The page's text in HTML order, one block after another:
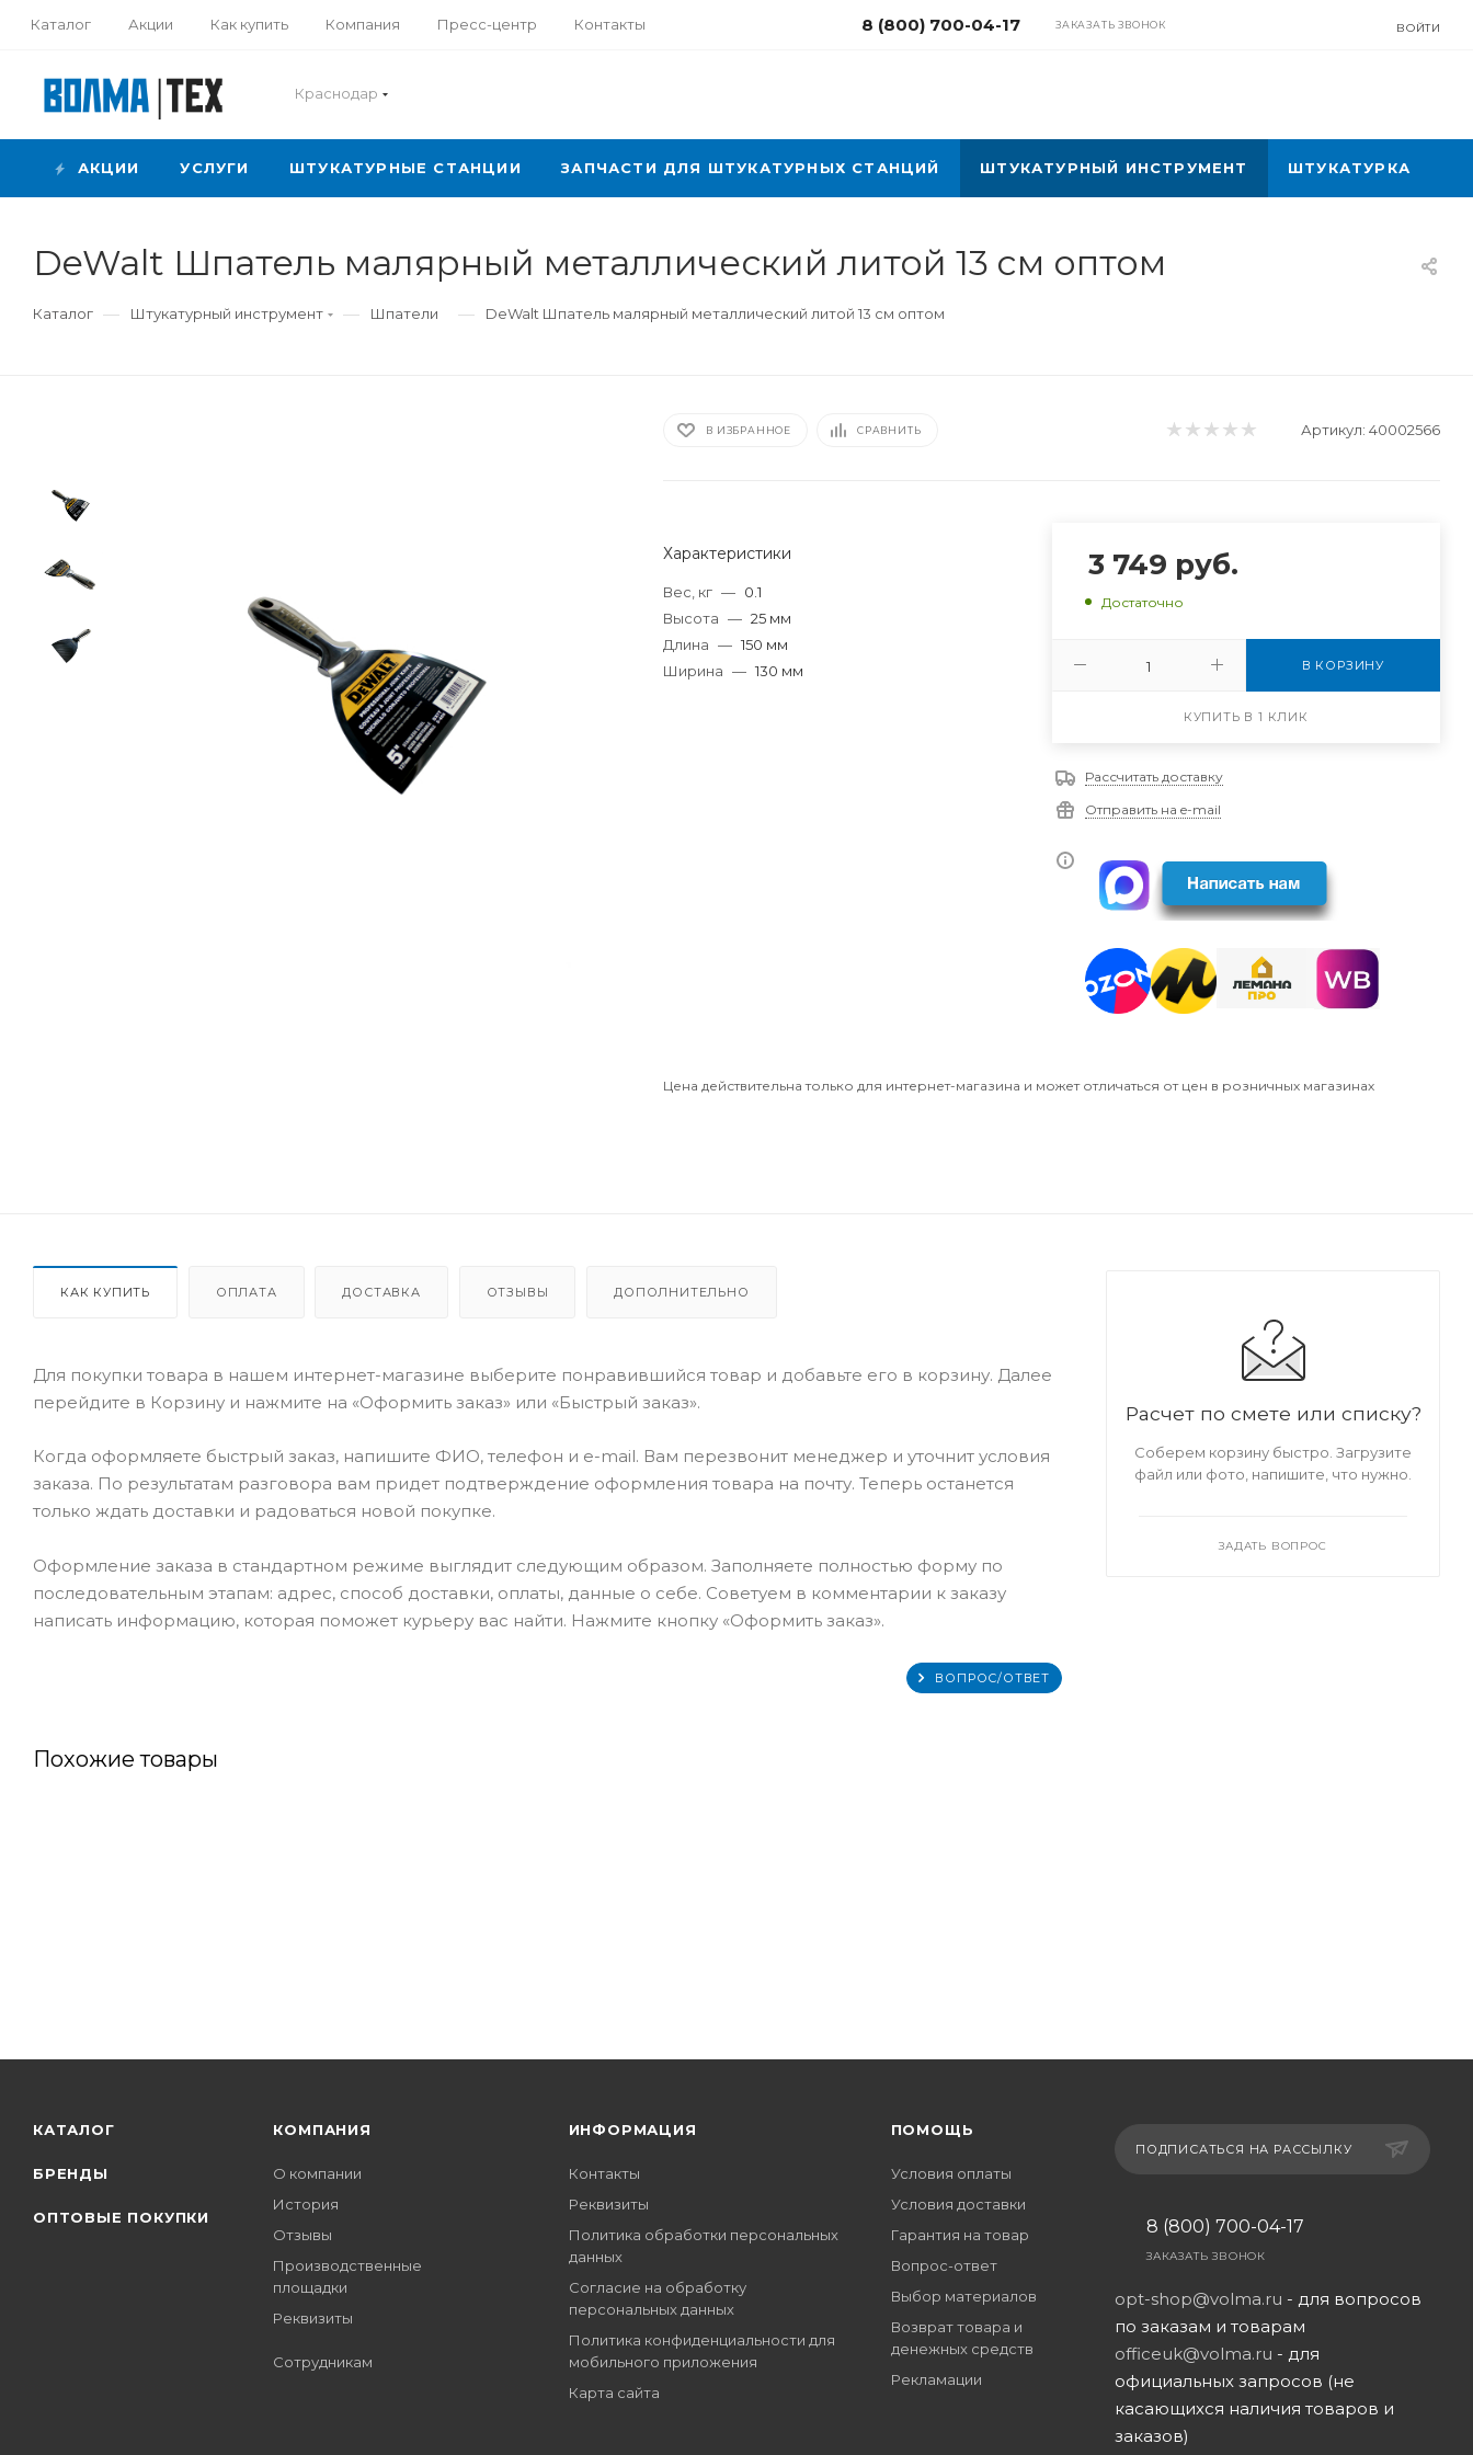
Каталог Акции Как купить Компания Пресс-центр Контакты 8 (800) 700-04-17 ЗАКАЗАТЬ ЗВОНОК ВОЙТИ
Краснодар
АКЦИИ УСЛУГИ ШТУКАТУРНЫЕ СТАНЦИИ ЗАПЧАСТИ ДЛЯ ШТУКАТУРНЫХ СТАНЦИЙ ШТУКАТУРНЫЙ ИНСТРУМЕНТ ШТУКАТУРКА
DeWalt Шпатель малярный металлический литой 13 cм оптом
Каталог — Штукатурный инструмент — Шпатели — DeWalt Шпатель малярный металлический литой 13 cм оптом
В ИЗБРАННОЕ СРАВНИТЬ Артикул: 40002566
Характеристики
Вес, кг — 0.1
Высота — 25 мм
Длина — 150 мм
Ширина — 130 мм
3 749 руб.
Достаточно
В КОРЗИНУ
КУПИТЬ В 1 КЛИК
Рассчитать доставку
Отправить на e-mail
Цена действительна только для интернет-магазина и может отличаться от цен в розничных магазинах
КАК КУПИТЬ ОПЛАТА ДОСТАВКА ОТЗЫВЫ ДОПОЛНИТЕЛЬНО
Для покупки товара в нашем интернет-магазине выберите понравившийся товар и добавьте его в корзину. Далее
перейдите в Корзину и нажмите на «Оформить заказ» или «Быстрый заказ».
Когда оформляете быстрый заказ, напишите ФИО, телефон и e-mail. Вам перезвонит менеджер и уточнит условия
заказа. По результатам разговора вам придет подтверждение оформления товара на почту. Теперь останется
только ждать доставки и радоваться новой покупке.
Оформление заказа в стандартном режиме выглядит следующим образом. Заполняете полностью форму по
последовательным этапам: адрес, способ доставки, оплаты, данные о себе. Советуем в комментарии к заказу
написать информацию, которая поможет курьеру вас найти. Нажмите кнопку «Оформить заказ».
ВОПРОС/ОТВЕТ
Похожие товары
Расчет по смете или списку?
Соберем корзину быстро. Загрузите
файл или фото, напишите, что нужно.
ЗАДАТЬ ВОПРОС
КАТАЛОГ
БРЕНДЫ
ОПТОВЫЕ ПОКУПКИ
КОМПАНИЯ
О компании
История
Отзывы
Производственные
площадки
Реквизиты
Сотрудникам
ИНФОРМАЦИЯ
Контакты
Реквизиты
Политика обработки персональных
данных
Согласие на обработку
персональных данных
Политика конфиденциальности для
мобильного приложения
Карта сайта
ПОМОЩЬ
Условия оплаты
Условия доставки
Гарантия на товар
Вопрос-ответ
Выбор материалов
Возврат товара и
денежных средств
Рекламации
ПОДПИСАТЬСЯ НА РАССЫЛКУ
8 (800) 700-04-17
ЗАКАЗАТЬ ЗВОНОК
opt-shop@volma.ru - для вопросов
по заказам и товарам
officeuk@volma.ru - для
официальных запросов (не
касающихся наличия товаров и
заказов)